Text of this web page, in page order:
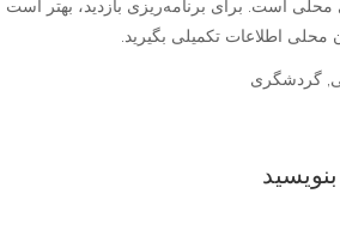
است. برای برنامه‌ریزی بازدید، بهتر است
اطلاعات تکمیلی بگیرید.
گردشگری